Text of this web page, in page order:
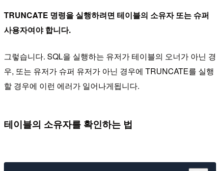
TRUNCATE 명령을 실행하려면 테이블의 소유자 또는 슈퍼
사용자여야 합니다.
그렇습니다. SQL을 실행하는 유저가 테이블의 오너가 아닌 경
우, 또는 유저가 슈퍼 유저가 아닌 경우에 TRUNCATE를 실행
할 경우에 이런 에러가 일어나게됩니다.
테이블의 소유자를 확인하는 법